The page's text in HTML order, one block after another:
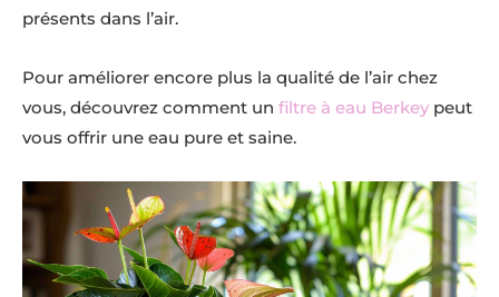
présents dans l’air.
Pour améliorer encore plus la qualité de l’air chez
vous, découvrez comment un filtre à eau Berkey peut
vous offrir une eau pure et saine.